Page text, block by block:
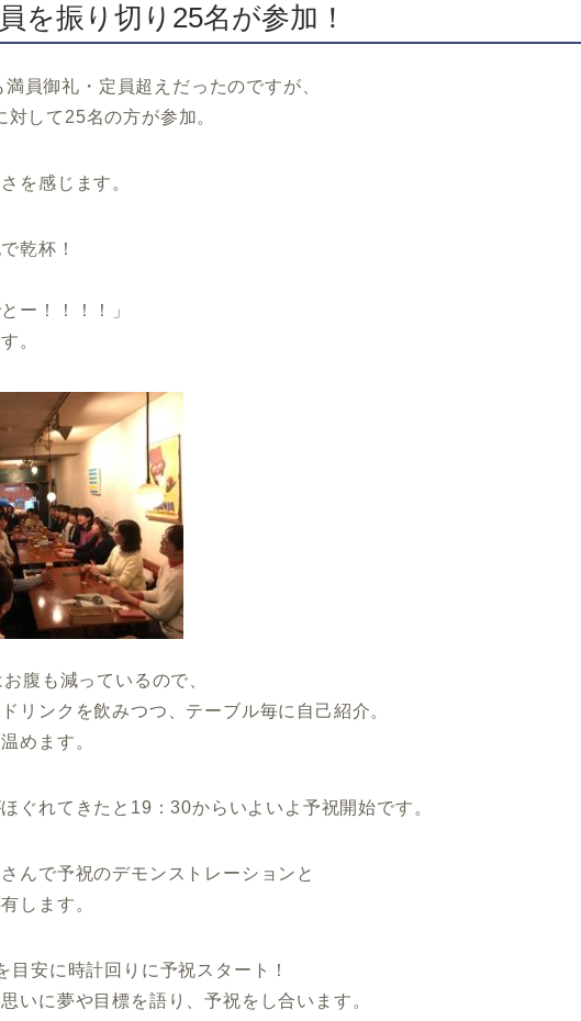
を振り切り25名が参加！
員御礼・定員超えだったのですが、
して25名の方が参加。
を感じます。
乾杯！
ー！！！！」
。
腹も減っているので、
リンクを飲みつつ、テーブル毎に自己紹介。
めます。
ぐれてきたと19：30からいよいよ予祝開始です。
んで予祝のデモンストレーションと
します。
目安に時計回りに予祝スタート！
いに夢や目標を語り、予祝をし合います。